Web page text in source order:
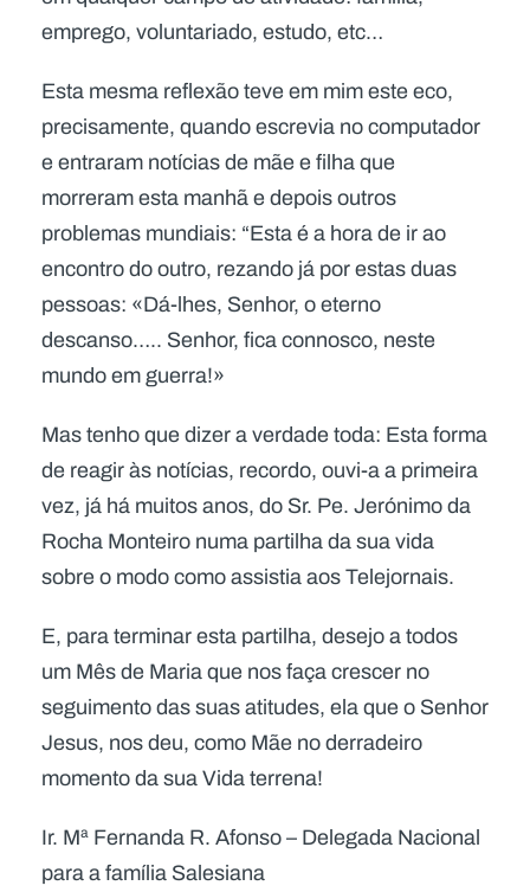
emprego, voluntariado, estudo, etc…
Esta mesma reflexão teve em mim este eco,
precisamente, quando escrevia no computador
e entraram notícias de mãe e filha que
morreram esta manhã e depois outros
problemas mundiais: “Esta é a hora de ir ao
encontro do outro, rezando já por estas duas
pessoas: «Dá-lhes, Senhor, o eterno
descanso….. Senhor, fica connosco, neste
mundo em guerra!»
Mas tenho que dizer a verdade toda: Esta forma
de reagir às notícias, recordo, ouvi-a a primeira
vez, já há muitos anos, do Sr. Pe. Jerónimo da
Rocha Monteiro numa partilha da sua vida
sobre o modo como assistia aos Telejornais.
E, para terminar esta partilha, desejo a todos
um Mês de Maria que nos faça crescer no
seguimento das suas atitudes, ela que o Senhor
Jesus, nos deu, como Mãe no derradeiro
momento da sua Vida terrena!
Ir. Mª Fernanda R. Afonso – Delegada Nacional
para a família Salesiana